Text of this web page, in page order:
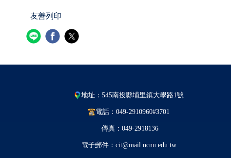
友善列印
地址：545南投縣埔里鎮大學路1號
電話：049-2910960#3701
傳真：049-2918136
電子郵件：cit@mail.ncnu.edu.tw